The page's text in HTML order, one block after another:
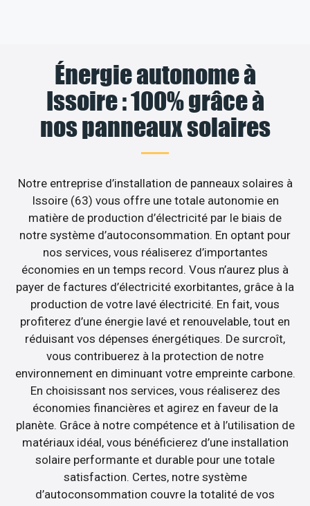
Énergie autonome à
Issoire : 100% grâce à
nos panneaux solaires
Notre entreprise d’installation de panneaux solaires à
Issoire (63) vous offre une totale autonomie en
matière de production d’électricité par le biais de
notre système d’autoconsommation. En optant pour
nos services, vous réaliserez d’importantes
économies en un temps record. Vous n’aurez plus à
payer de factures d’électricité exorbitantes, grâce à la
production de votre lavé électricité. En fait, vous
profiterez d’une énergie lavé et renouvelable, tout en
réduisant vos dépenses énergétiques. De surcroît,
vous contribuerez à la protection de notre
environnement en diminuant votre empreinte carbone.
En choisissant nos services, vous réaliserez des
économies financières et agirez en faveur de la
planète. Grâce à notre compétence et à l’utilisation de
matériaux idéal, vous bénéficierez d’une installation
solaire performante et durable pour une totale
satisfaction. Certes, notre système
d’autoconsommation couvre la totalité de vos